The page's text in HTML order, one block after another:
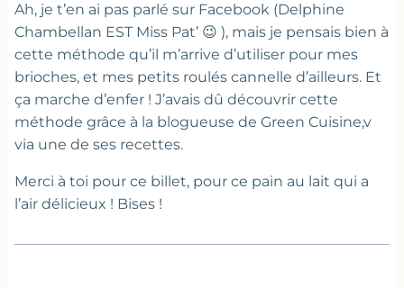
Ah, je t’en ai pas parlé sur Facebook (Delphine
Chambellan EST Miss Pat’ 😉 ), mais je pensais bien à
cette méthode qu’il m’arrive d’utiliser pour mes
brioches, et mes petits roulés cannelle d’ailleurs. Et
ça marche d’enfer ! J’avais dû découvrir cette
méthode grâce à la blogueuse de Green Cuisine,v
via une de ses recettes.
Merci à toi pour ce billet, pour ce pain au lait qui a
l’air délicieux ! Bises !